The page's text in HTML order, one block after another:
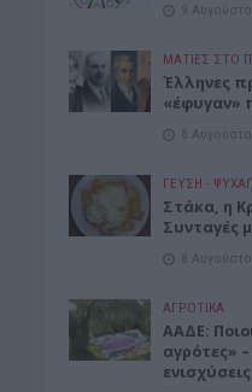
9
ΜΑΤΙΕΣ ΣΤΟ
Έλληνες
«έφυγαν»
8
ΓΕΎΣΗ -
Στάκα, η
Συνταγές
8
ΑΓΡΟΤΙΚΑ
ΑΑΔΕ:
αγρότες» –
ενισχύσεις